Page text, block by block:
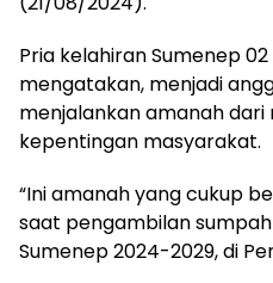
Pria kelahiran Sumenep 02
mengatakan, menjadi
menjalankan amanah
kepentingan masyarakat.
“Ini amanah yang cukup
saat pengambilan
Sumenep 2024-2029, di